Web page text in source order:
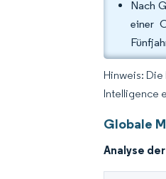
Nach
einer
Hinweis:
Intelligence
Globale
Analyse